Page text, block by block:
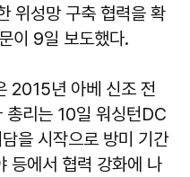
위성망 구축 협력을 확
이 9일 보도했다.
2015년 아베 신조 전
총리는 10일 워싱턴DC
을 시작으로 방미 기간
등에서 협력 강화에 나